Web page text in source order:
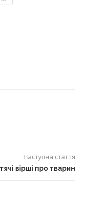
Наступна стаття
вірші про тварин